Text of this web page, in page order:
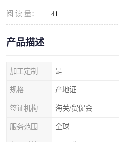
阅 读 量： 41
产品描述
加工定制 是
规格 产地证
签证机构 海关/贸促会
服务范围 全球